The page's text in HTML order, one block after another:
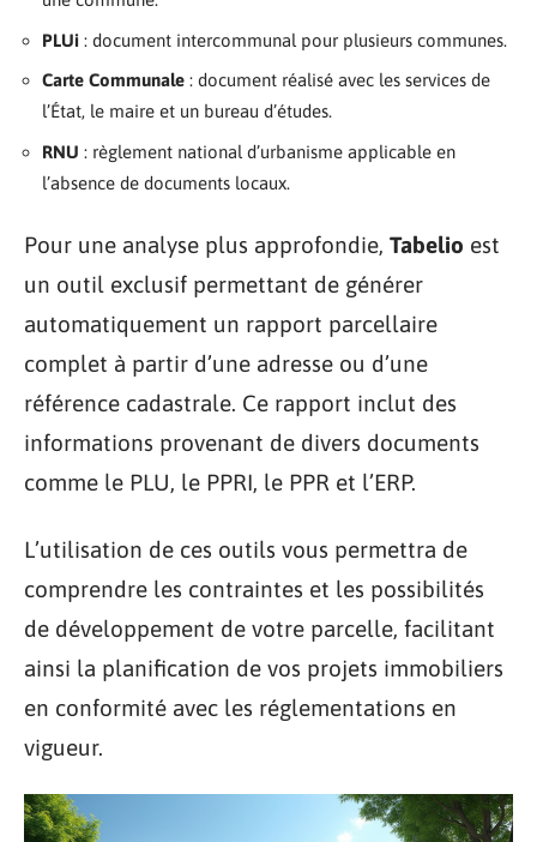
PLUi : document intercommunal pour plusieurs communes.
Carte Communale : document réalisé avec les services de
l’État, le maire et un bureau d’études.
RNU : règlement national d’urbanisme applicable en
l’absence de documents locaux.
Pour une analyse plus approfondie, Tabelio est
un outil exclusif permettant de générer
automatiquement un rapport parcellaire
complet à partir d’une adresse ou d’une
référence cadastrale. Ce rapport inclut des
informations provenant de divers documents
comme le PLU, le PPRI, le PPR et l’ERP.
L’utilisation de ces outils vous permettra de
comprendre les contraintes et les possibilités
de développement de votre parcelle, facilitant
ainsi la planification de vos projets immobiliers
en conformité avec les réglementations en
vigueur.